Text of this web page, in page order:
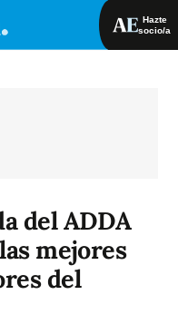
Hazte
socio/a
del ADDA
mejores
del